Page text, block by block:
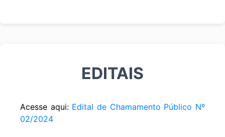
EDITAIS
Acesse aqui: Edital de Chamamento Público Nº
02/2024